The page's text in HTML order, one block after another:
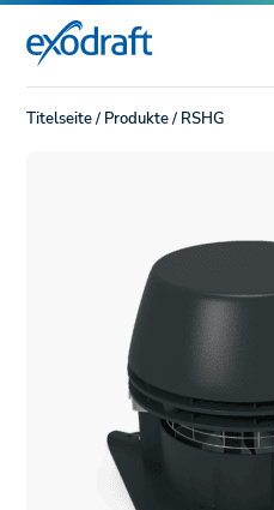
Titelseite/ Produkte/ RSHG